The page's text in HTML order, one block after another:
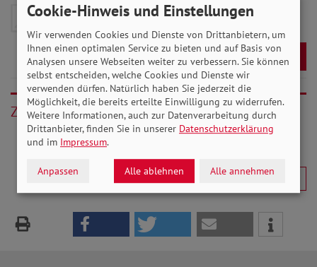
SoVD-Zeitung April 2021- 6 MB
Download
Zurück
Cookie-Hinweis und Einstellungen
Wir verwenden Cookies und Dienste von Drittanbietern, um
Ihnen einen optimalen Service zu bieten und auf Basis von
Analysen unsere Webseiten weiter zu verbessern. Sie können
selbst entscheiden, welche Cookies und Dienste wir
verwenden dürfen. Natürlich haben Sie jederzeit die
Möglichkeit, die bereits erteilte Einwilligung zu widerrufen.
Weitere Informationen, auch zur Datenverarbeitung durch
Drittanbieter, finden Sie in unserer Datenschutzerklärung
und im Impressum.
Anpassen Alle ablehnen Alle annehmen